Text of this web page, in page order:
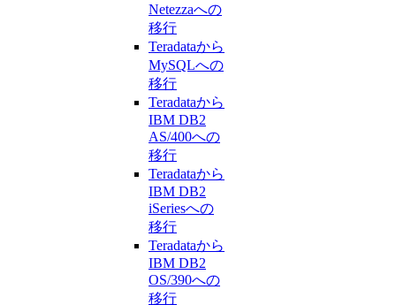
Netezzaへの
移行
Teradataから
MySQLへの
移行
Teradataから
IBM DB2
AS/400への
移行
Teradataから
IBM DB2
iSeriesへの
移行
Teradataから
IBM DB2
OS/390への
移行